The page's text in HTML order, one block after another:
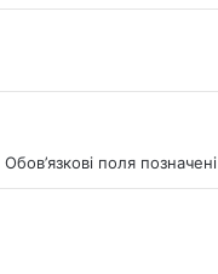
Обов’язкові поля позначені